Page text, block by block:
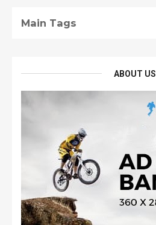
Main Tags
ABOUT US